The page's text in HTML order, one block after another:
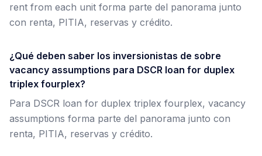
rent from each unit forma parte del panorama junto
con renta, PITIA, reservas y crédito.
¿Qué deben saber los inversionistas de sobre
vacancy assumptions para DSCR loan for duplex
triplex fourplex?
Para DSCR loan for duplex triplex fourplex, vacancy
assumptions forma parte del panorama junto con
renta, PITIA, reservas y crédito.